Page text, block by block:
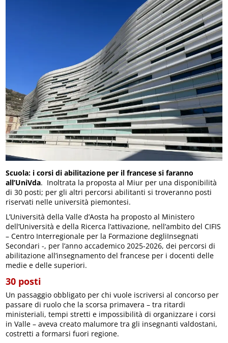
Scuola: i corsi di abilitazione per il francese si faranno
all’UniVda. Inoltrata la proposta al Miur per una disponibilità
di 30 posti; per gli altri percorsi abilitanti si troveranno posti
riservati nelle università piemontesi.
L’Università della Valle d’Aosta ha proposto al Ministero
dell’Università e della Ricerca l’attivazione, nell’ambito del CIFIS
– Centro Interregionale per la Formazione degliInsegnati
Secondari -, per l’anno accademico 2025-2026, dei percorsi di
abilitazione all’insegnamento del francese per i docenti delle
medie e delle superiori.
30 posti
Un passaggio obbligato per chi vuole iscriversi al concorso per
passare di ruolo che la scorsa primavera – tra ritardi
ministeriali, tempi stretti e impossibilità di organizzare i corsi
in Valle – aveva creato malumore tra gli insegnanti valdostani,
costretti a formarsi fuori regione.